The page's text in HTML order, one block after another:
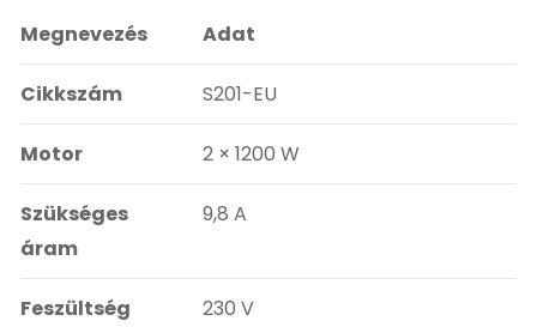
Megnevezés Adat
Cikkszám S201-EU
Motor 2 × 1200 W
Szükséges
áram
9,8 A
Feszültség 230 V